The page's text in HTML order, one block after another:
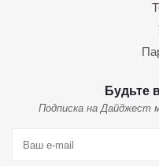
Будьте
Подписка на Дайджест